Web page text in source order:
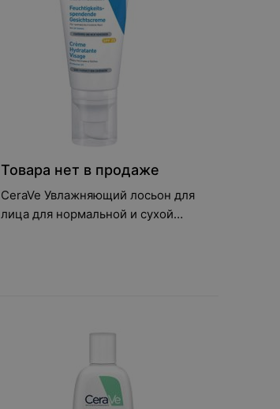
Товара нет в продаже
CeraVe Увлажняющий лосьон для
лица для нормальной и сухой